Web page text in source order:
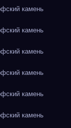
камень
камень
камень
камень
камень
камень